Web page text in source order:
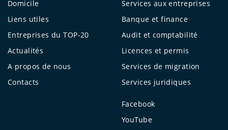
Domicile
Liens utiles
Entreprises du TOP-20
Actualités
A propos de nous
Contacts
Services aux entreprises
Banque et finance
Audit et comptabilité
Licences et permis
Services de migration
Services juridiques
Facebook
YouTube